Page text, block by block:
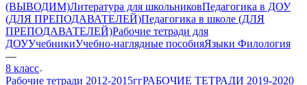
(ВЫВОДИМ)Литература для школьниковПедагогика в ДОУ
(ДЛЯ ПРЕПОДАВАТЕЛЕЙ)Педагогика в школе (ДЛЯ
ПРЕПОДАВАТЕЛЕЙ)Рабочие тетради для
ДОУУчебникиУчебно-наглядные пособияЯзыки Филология
—
8 класс
Рабочие тетради 2012-2015ггРАБОЧИЕ ТЕТРАДИ 2019-2020